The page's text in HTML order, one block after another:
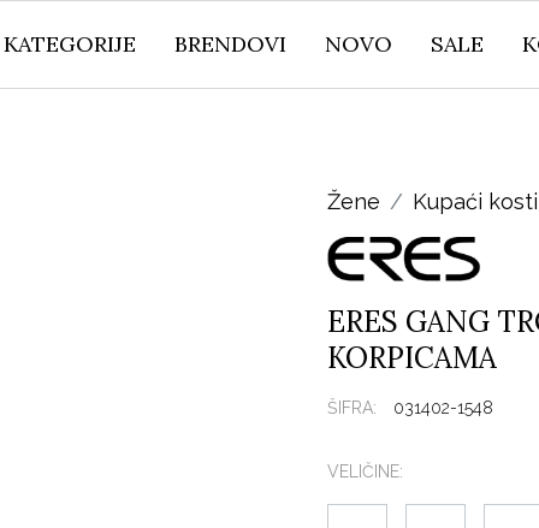
KATEGORIJE BRENDOVI NOVO SALE
Žene Kupaći
ERES GANG
KORPICAMA
ŠIFRA: 031402-1548
VELIČINE: